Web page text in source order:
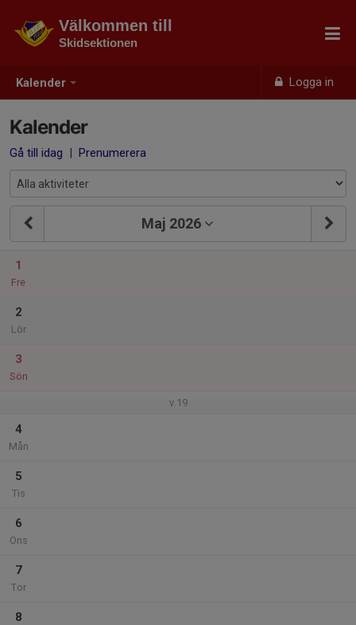
Kalender Logga in
Välkommen till
Skidsektionen
Kalender
Gå till idag | Prenumerera
Maj 2026
1
Fre
2
Lör
3
Sön
v.19
4
Mån
5
Tis
6
Ons
7
Tor
8